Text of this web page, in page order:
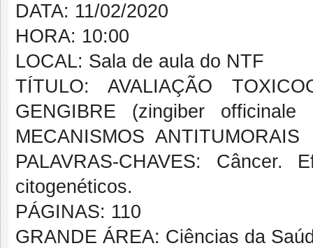
DATA: 11/02/2020
HORA: 10:00
LOCAL: Sala de aula do NTF
TÍTULO: AVALIAÇÃO
GENGIBRE (zingiber
MECANISMOS ANTITUMORAIS
PALAVRAS-CHAVES: Câncer.
citogenéticos.
PÁGINAS: 110
GRANDE ÁREA: Ciências da